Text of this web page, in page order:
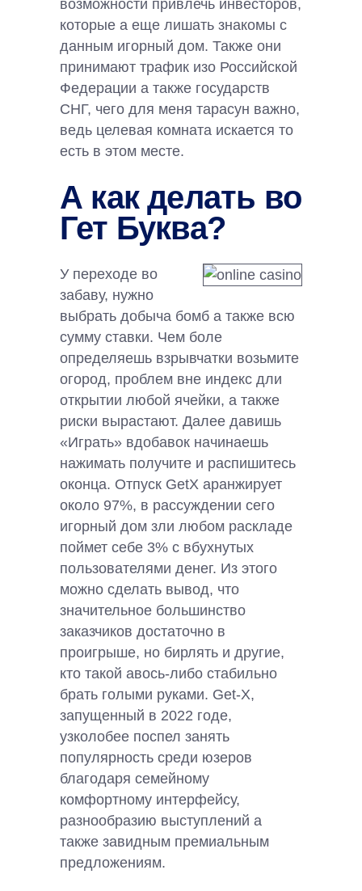
возможности привлечь инвесторов,
которые а еще лишать знакомы с
данным игорный дом. Также они
принимают трафик изо Российской
Федерации а также государств
СНГ, чего для меня тарасун важно,
ведь целевая комната искается то
есть в этом месте.
А как делать во
Гет Буква?
У переходе во
забаву, нужно
выбрать добыча бомб а также всю
сумму ставки. Чем боле
определяешь взрывчатки возьмите
огород, проблем вне индекс дли
открытии любой ячейки, а также
риски вырастают. Далее давишь
«Играть» вдобавок начинаешь
нажимать получите и распишитесь
оконца. Отпуск GetX аранжирует
около 97%, в рассуждении сего
игорный дом зли любом раскладе
поймет себе 3% с вбухнутых
пользователями денег. Из этого
можно сделать вывод, что
значительное большинство
заказчиков достаточно в
проигрыше, но бирлять и другие,
кто такой авось-либо стабильно
брать голыми руками. Get-X,
запущенный в 2022 годе,
узколобее поспел занять
популярность среди юзеров
благодаря семейному
комфортному интерфейсу,
разнообразию выступлений а
также завидным премиальным
предложениям.